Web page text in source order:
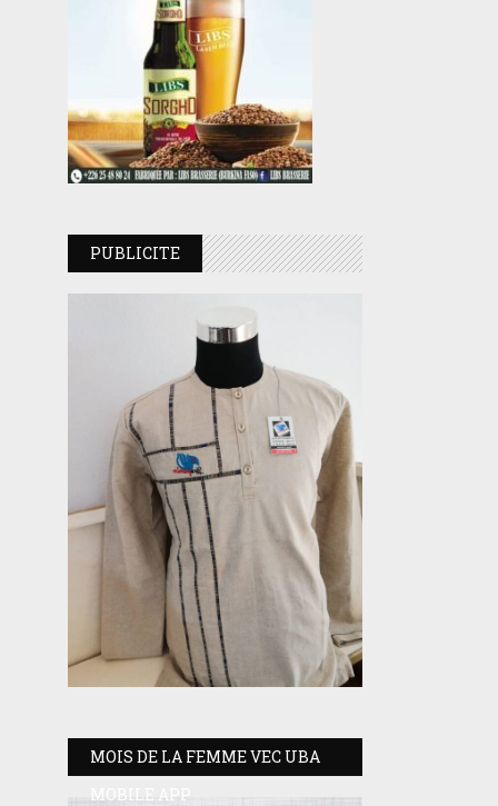
PUBLICITE
MOIS DE LA FEMME VEC UBA
MOBILE APP